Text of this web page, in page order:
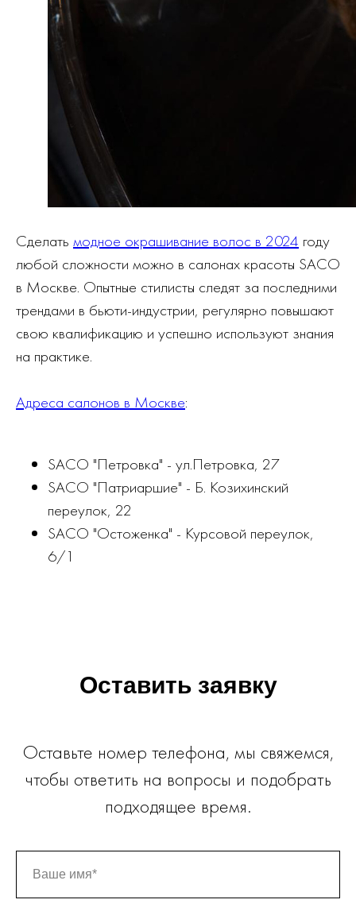
Сделать модное окрашивание волос в 2024 году
любой сложности можно в салонах красоты SACO
в Москве. Опытные стилисты следят за последними
трендами в бьюти-индустрии, регулярно повышают
свою квалификацию и успешно используют знания
на практике.
Адреса салонов в Москве:
SACO "Петровка" - ул.Петровка, 27
SACO "Патриаршие" - Б. Козихинский
переулок, 22
SACO "Остоженка" - Курсовой переулок,
6/1
Оставить заявку
Оставьте номер телефона, мы свяжемся,
чтобы ответить на вопросы и подобрать
подходящее время.